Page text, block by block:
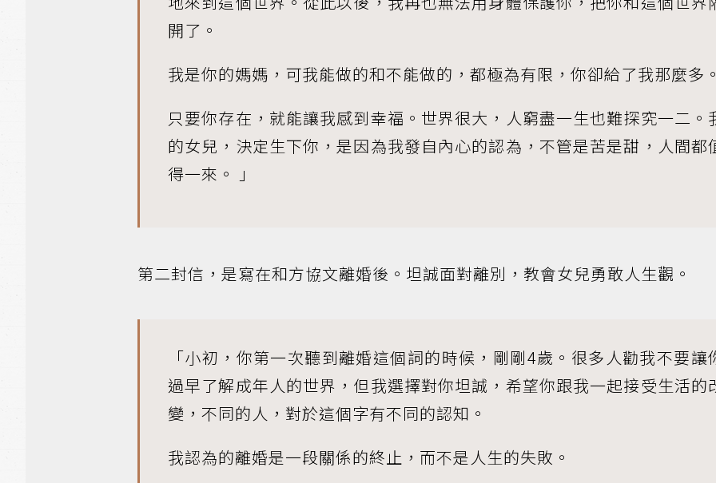
開了。
我是你的媽媽，可我能做的和不能做的，都極為有限，你卻給了我那麼多
只要你存在，就能讓我感到幸福。世界很大，人窮盡一生也難探究一二。
的女兒，決定生下你，是因為我發自內心的認為，不管是苦是甜，人間都
得一來。 」
第二封信，是寫在和方協文離婚後。坦誠面對離別，教會女兒勇敢人生觀。
「小初，你第一次聽到離婚這個詞的時候，剛剛4歲。很多人勸我不要讓
過早了解成年人的世界，但我選擇對你坦誠，希望你跟我一起接受生活的
變，不同的人，對於這個字有不同的認知。
我認為的離婚是一段關係的終止，而不是人生的失敗。